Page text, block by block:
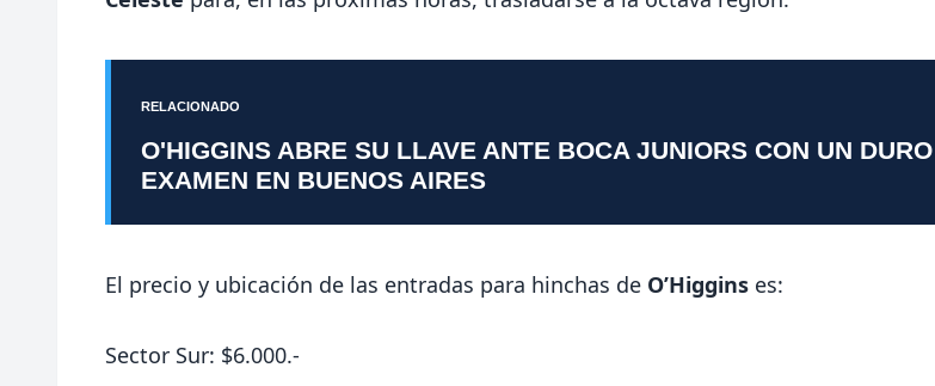
RELACIONADO
O'HIGGINS ABRE SU LLAVE ANTE BOCA JUNIORS CON UN DURO
EXAMEN EN BUENOS AIRES
El precio y ubicación de las entradas para hinchas de O’Higgins es:
Sector Sur: $6.000.-